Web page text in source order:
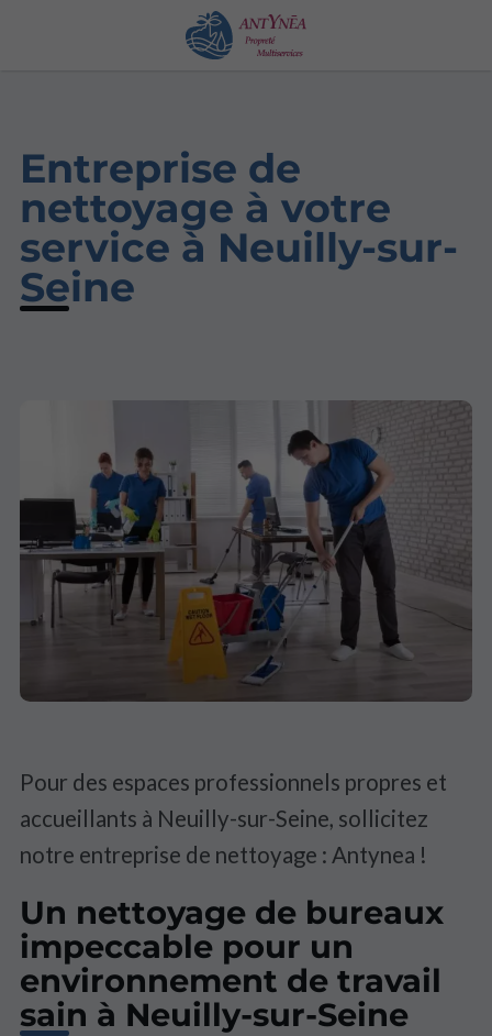
Entreprise de
nettoyage à votre
service à Neuilly-sur-
Seine
Pour des espaces professionnels propres et
accueillants à Neuilly-sur-Seine, sollicitez
notre entreprise de nettoyage : Antynea !
Un nettoyage de bureaux
impeccable pour un
environnement de travail
sain à Neuilly-sur-Seine